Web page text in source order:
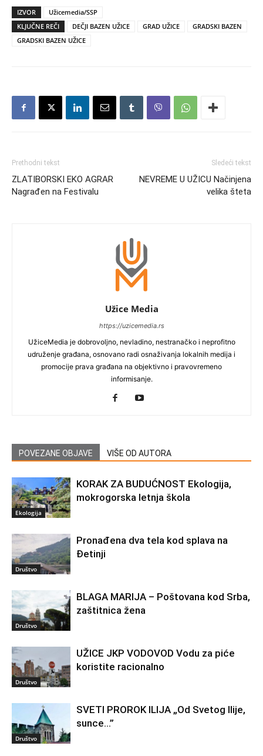
IZVOR
Užicemedia/SSP
KLJUČNE REČI
DEČJI BAZEN UŽICE GRAD UŽICE
GRADSKI BAZEN
GRADSKI BAZEN UŽICE
Prethodni tekst
ZLATIBORSKI EKO AGRAR
Nagrađen na Festivalu
Sledeći tekst
NEVREME U UŽICU Načinjena
velika šteta
Užice Media
https://uzicemedia.rs
UžiceMedia je dobrovoljno, nevladino, nestranačko i neprofitno
udruženje građana, osnovano radi osnaživanja lokalnih medija i
promocije prava građana na objektivno i pravovremeno
informisanje.
POVEZANE OBJAVE VIŠE OD AUTORA
Ekologija
KORAK ZA BUDUĆNOST Ekologija,
mokrogorska letnja škola
Društvo
Pronađena dva tela kod splava na
Đetinji
Društvo
BLAGA MARIJA – Poštovana kod Srba,
zaštitnica žena
Društvo
UŽICE JKP VODOVOD Vodu za piće
koristite racionalno
Društvo
SVETI PROROK ILIJA „Od Svetog Ilije,
sunce…”